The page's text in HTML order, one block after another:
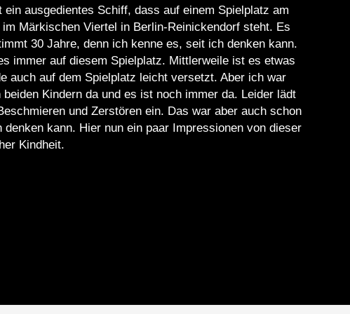
ein ausgedientes Schiff, dass auf einem Spielplatz am
im Märkischen Viertel in Berlin-Reinickendorf steht. Es
30 Jahre, denn ich kenne es, seit ich denken kann.
immer auf diesem Spielplatz. Mittlerweile ist es etwas
auch auf dem Spielplatz leicht versetzt. Aber ich war
beiden Kindern da und es ist noch immer da. Leider lädt
und Zerstören ein. Das war aber auch schon
kann. Hier nun ein paar Impressionen von dieser
Kindheit.